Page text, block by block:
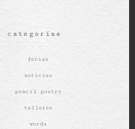
categorías
ferias
noticias
pencil poetry
talleres
words